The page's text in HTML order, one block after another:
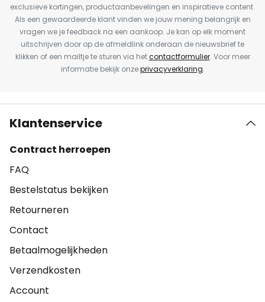
exclusieve kortingen, productaanbevelingen en inspiratieve content.
Als een gewaardeerde klant vinden we jouw mening belangrijk en
vragen we je feedback na een aankoop. Je kan op elk moment
uitschrijven door op de afmeldlink onderaan de nieuwsbrief te
klikken of een mailtje te sturen via hetcontactformulier. Voor meer
informatie bekijk onzeprivacyverklaring.
Klantenservice
Contract herroepen
FAQ
Bestelstatus bekijken
Retourneren
Contact
Betaalmogelijkheden
Verzendkosten
Account